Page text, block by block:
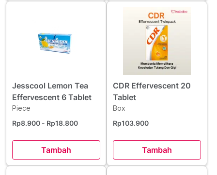
Jesscool Lemon Tea
Effervescent 6 Tablet
Piece
Rp8.900 - Rp18.800
Tambah
CDR Effervescent 20
Tablet
Box
Rp103.900
Tambah